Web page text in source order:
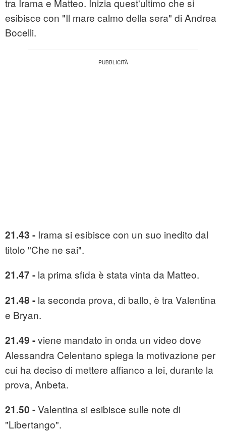
tra Irama e Matteo. Inizia quest'ultimo che si
esibisce con "Il mare calmo della sera" di Andrea
Bocelli.
21.43 - Irama si esibisce con un suo inedito dal
titolo "Che ne sai".
21.47 - la prima sfida è stata vinta da Matteo.
21.48 - la seconda prova, di ballo, è tra Valentina
e Bryan.
21.49 -viene mandato in onda un video dove
Alessandra Celentano spiega la motivazione per
cui ha deciso di mettere affianco a lei, durante la
prova, Anbeta.
21.50 -Valentina si esibisce sulle note di
"Libertango".